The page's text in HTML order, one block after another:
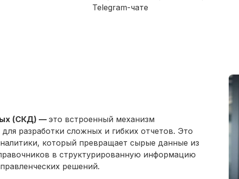
Telegram-чате
(СКД) — это встроенный механизм
разработки сложных и гибких отчетов. Это
который превращает сырые данные из
в структурированную информацию
решений.